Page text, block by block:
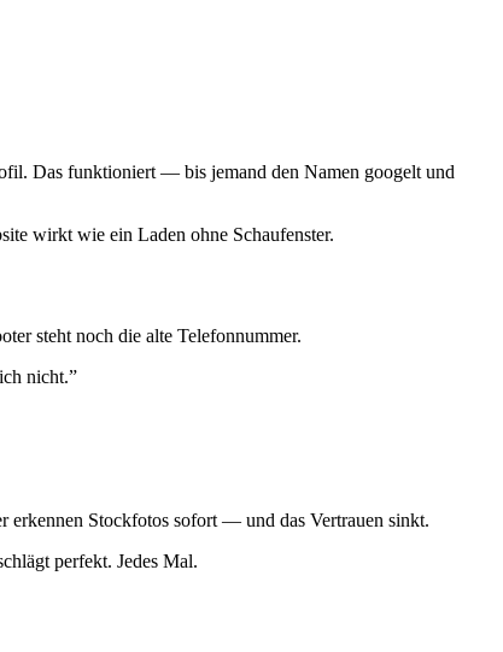
Das funktioniert — bis jemand den Namen googelt und
wirkt wie ein Laden ohne Schaufenster.
steht noch die alte Telefonnummer.
nicht.”
erkennen Stockfotos sofort — und das Vertrauen sinkt.
perfekt. Jedes Mal.